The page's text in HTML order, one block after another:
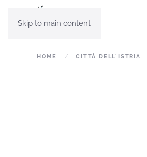
Skip to main content
HOME CITTÀ DELL'ISTRIA